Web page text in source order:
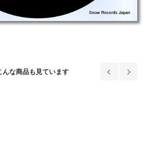
んな商品も見ています